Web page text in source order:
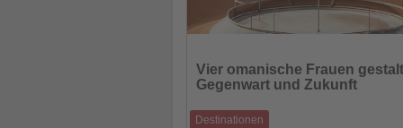
die
Nachrichten
Vier omanische Frauen
Gegenwart und Zukunft
Destinationen